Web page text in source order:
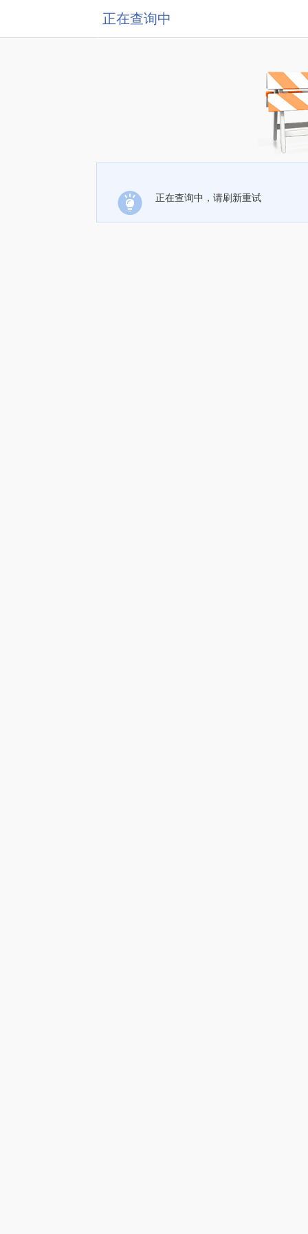
正在查询中
正在查询中，请刷新重试